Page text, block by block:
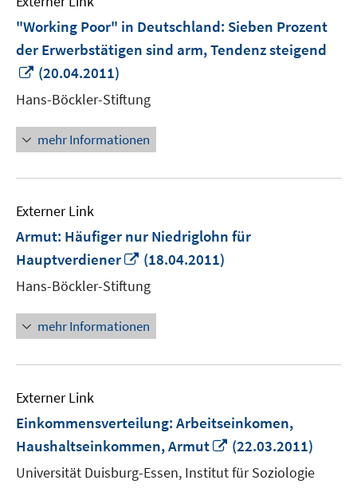
"Working Poor" in Deutschland: Sieben Prozent
der Erwerbstätigen sind arm, Tendenz steigend
In
neuem
Fenster
öffnen
(20.04.2011)
Hans-Böckler-Stiftung
mehr Informationen
Externer Link
Armut: Häufiger nur Niedriglohn für
Hauptverdiener
In
Fenster
öffnen
(18.04.2011)
Hans-Böckler-Stiftung
mehr Informationen
Externer Link
Einkommensverteilung: Arbeitseinkomen,
Haushaltseinkommen, Armut
In
neuem
Fenster
(22.03.2011)
Universität Duisburg-Essen, Institut für Soziologie